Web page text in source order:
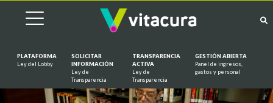
PLATAFORMA
Ley del Lobby
SOLICITAR
INFORMACIÓN
Ley de
Transparencia
TRANSPARENCIA
ACTIVA
Ley de
Transparencia
GESTIÓN ABIERTA
Panel de ingresos,
gastos y personal